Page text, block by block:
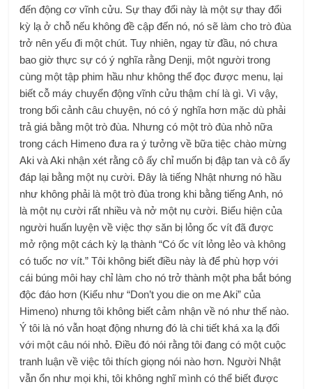
đến động cơ vĩnh cửu. Sự thay đổi này là một sự thay đổi
kỳ lạ ở chỗ nếu không đề cập đến nó, nó sẽ làm cho trò đùa
trở nên yếu đi một chút. Tuy nhiên, ngay từ đầu, nó chưa
bao giờ thực sự có ý nghĩa rằng Denji, một người trong
cùng một tập phim hầu như không thể đọc được menu, lại
biết cỗ máy chuyển động vĩnh cửu thậm chí là gì. Vì vậy,
trong bối cảnh câu chuyện, nó có ý nghĩa hơn mặc dù phải
trả giá bằng một trò đùa. Nhưng có một trò đùa nhỏ nữa
trong cách Himeno đưa ra ý tưởng về bữa tiệc chào mừng
Aki và Aki nhận xét rằng cô ấy chỉ muốn bị đập tan và cô ấy
đáp lại bằng một nụ cười. Đây là tiếng Nhật nhưng nó hầu
như không phải là một trò đùa trong khi bằng tiếng Anh, nó
là một nụ cười rất nhiều và nở một nụ cười. Biểu hiện của
người huấn luyện về việc thợ săn bị lỏng ốc vít đã được
mở rộng một cách kỳ lạ thành “Có ốc vít lỏng lẻo và không
có tuốc nơ vít.” Tôi không biết điều này là để phù hợp với
cái búng môi hay chỉ làm cho nó trở thành một pha bắt bóng
độc đáo hơn (Kiểu như “Don’t you die on me Aki” của
Himeno) nhưng tôi không biết cảm nhận về nó như thế nào.
Ý tôi là nó vẫn hoạt động nhưng đó là chi tiết khá xa lạ đối
với một câu nói nhỏ. Điều đó nói rằng tôi đang có một cuộc
tranh luận về việc tôi thích giọng nói nào hơn. Người Nhật
vẫn ổn như mọi khi, tôi không nghĩ mình có thể biết được